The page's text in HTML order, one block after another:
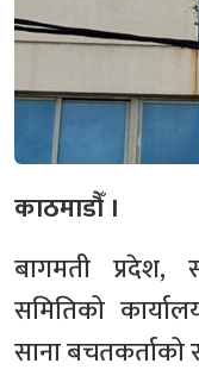
काठमाडौँ ।
बागमती प्रदेश,
समितिको
साना बचतकर्ताको